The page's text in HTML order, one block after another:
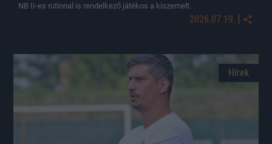
NB II-es rutinnal is rendelkező játékos a kiszemelt.
2026.07.19. |
Hírek